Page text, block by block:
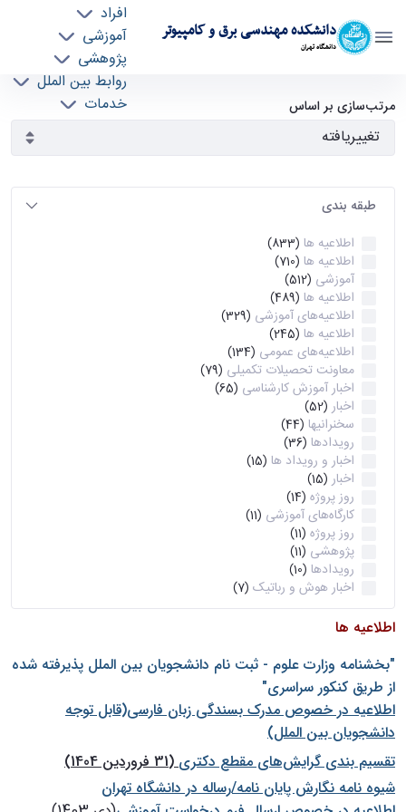
دانشکده مهندسی برق و کامپیوتر
دانشگاه تهران
افراد
آموزشی
پژوهشی
روابط بین الملل
خدمات
آرشیو اطلاعیه ها - ece- دانشکده مهندسی برق و
کامپیوتر
مرتب‌سازی بر اساس
طبقه بندی
اطلاعیه ها (833)
اطلاعیه ها (710)
آموزشی (512)
اطلاعیه ها (489)
اطلاعیه‌های‌ آموزشی (329)
اطلاعیه ها (245)
اطلاعیه‌های عمومی (134)
معاونت تحصیلات تکمیلی (79)
اخبار آموزش کارشناسی (65)
اخبار (52)
سخنرانیها (44)
رویدادها (36)
اخبار و رویداد ها (15)
اخبار (15)
روز پروژه (14)
کارگاه‌های آموزشی (11)
روز پروژه (11)
پژوهشی (11)
رویدادها (10)
اخبار هوش و رباتیک (7)
اطلاعیه ها
"بخشنامه وزارت علوم - ثبت نام دانشجويان بين الملل پذيرفته شده
از طريق كنكور سراسری"
اطلاعیه در خصوص مدرک بسندگی زبان فارسی(قابل توجه
دانشجویان بین الملل)
تقسیم بندی گرایش‌های مقطع دکتری(31 فروردین 1404)
شيوه نامه نگارش پايان نامه/رساله در دانشگاه تهران